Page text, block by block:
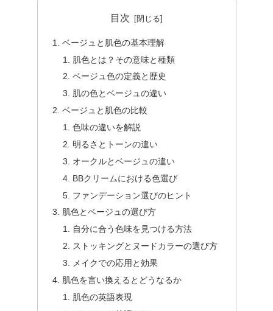
目次
ベージュと肌色の基本理解
肌色とは？その意味と種類
ベージュ色の定義と歴史
肌の色とベージュの違い
ベージュと肌色の比較
色味の違いを解説
明るさとトーンの違い
オークルとベージュの違い
BBクリームにおける色選び
ファンデーション選びのヒント
肌色とベージュの選び方
自分に合う色味を見つける方法
ストッキングとヌードカラーの選び方
メイクでの応用と効果
肌色を言い換えるとどうなるか
肌色の英語表現